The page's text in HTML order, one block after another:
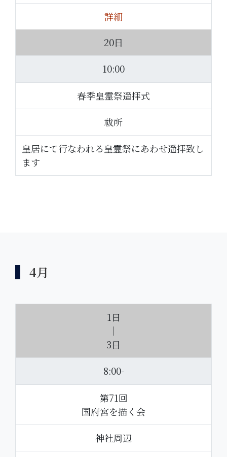
詳細
20日
10:00
春季皇霊祭遥拝式
祓所
皇居にて行なわれる皇霊祭にあわせ遥拝致し
ます
4月
1日
｜
3日
8:00-
第71回
国府宮を描く会
神社周辺